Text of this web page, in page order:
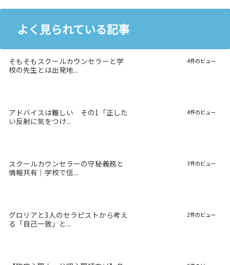
よく見られている記事
そもそもスクールカウンセラーと学
校の先生とは出発地...
4件のビュー
アドバイスは難しい その1「正した
い反射に気をつけ...
4件のビュー
スクールカウンセラーの守秘義務と
情報共有｜学校で信...
3件のビュー
グロリアと3人のセラピストから考え
る「自己一致」と...
2件のビュー